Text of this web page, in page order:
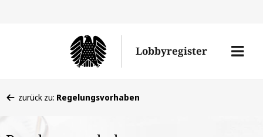
Lobbyregister
Menü
befinden
zurück zu: Regelungsvorhaben